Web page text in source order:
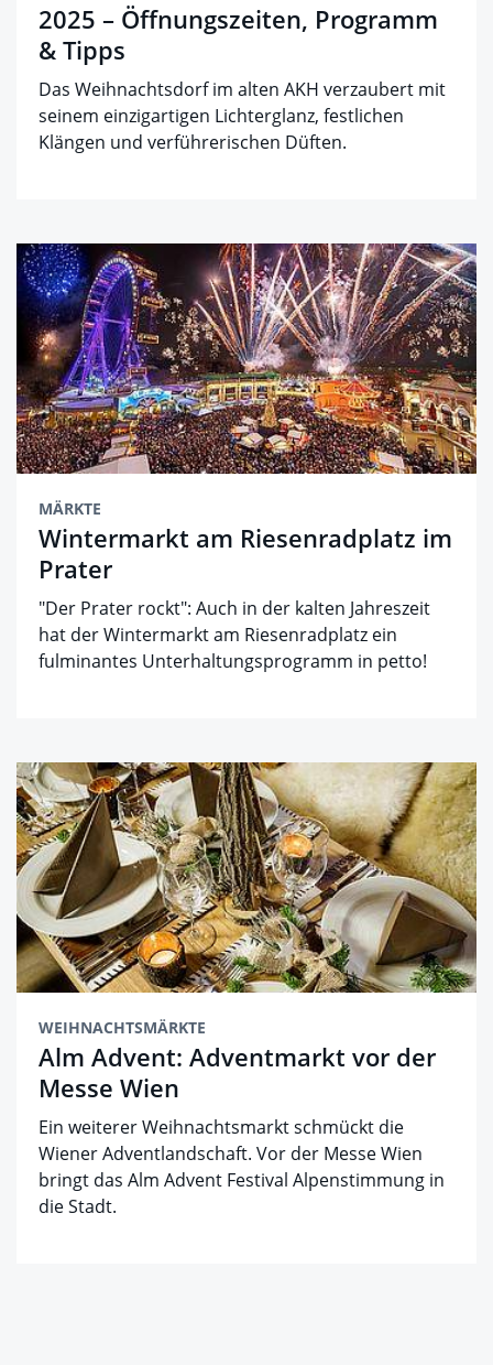
2025 – Öffnungszeiten, Programm
& Tipps
Das Weihnachtsdorf im alten AKH verzaubert mit
seinem einzigartigen Lichterglanz, festlichen
Klängen und verführerischen Düften.
MÄRKTE
Wintermarkt am Riesenradplatz im
Prater
"Der Prater rockt": Auch in der kalten Jahreszeit
hat der Wintermarkt am Riesenradplatz ein
fulminantes Unterhaltungsprogramm in petto!
WEIHNACHTSMÄRKTE
Alm Advent: Adventmarkt vor der
Messe Wien
Ein weiterer Weihnachtsmarkt schmückt die
Wiener Adventlandschaft. Vor der Messe Wien
bringt das Alm Advent Festival Alpenstimmung in
die Stadt.